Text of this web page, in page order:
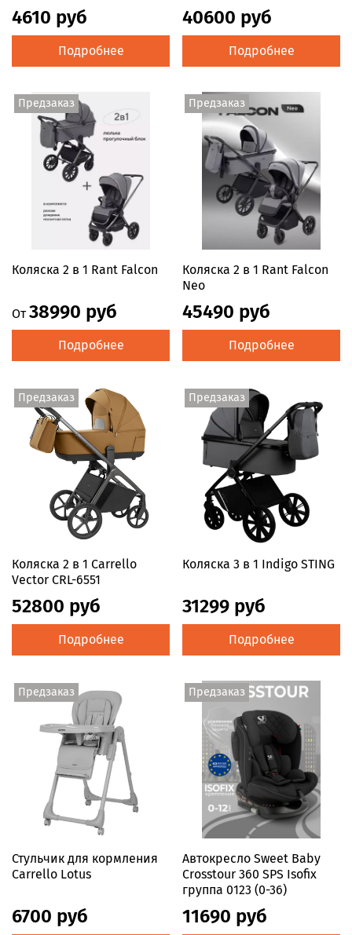
4610 руб
Подробнее
40600 руб
Подробнее
Предзаказ
Коляска 2 в 1 Rant Falcon
От 38990 руб
Подробнее
Предзаказ
Коляска 2 в 1 Rant Falcon
Neo
45490 руб
Подробнее
Предзаказ
Коляска 2 в 1 Carrello
Vector CRL-6551
52800 руб
Подробнее
Предзаказ
Коляска 3 в 1 Indigo STING
31299 руб
Подробнее
Предзаказ
Стульчик для кормления
Сarrello Lotus
6700 руб
Предзаказ
Автокресло Sweet Baby
Crosstour 360 SPS Isofix
группа 0123 (0-36)
11690 руб